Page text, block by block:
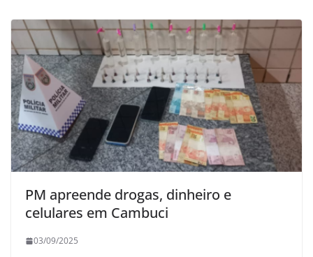
PM apreende drogas, dinheiro e
celulares em Cambuci
03/09/2025